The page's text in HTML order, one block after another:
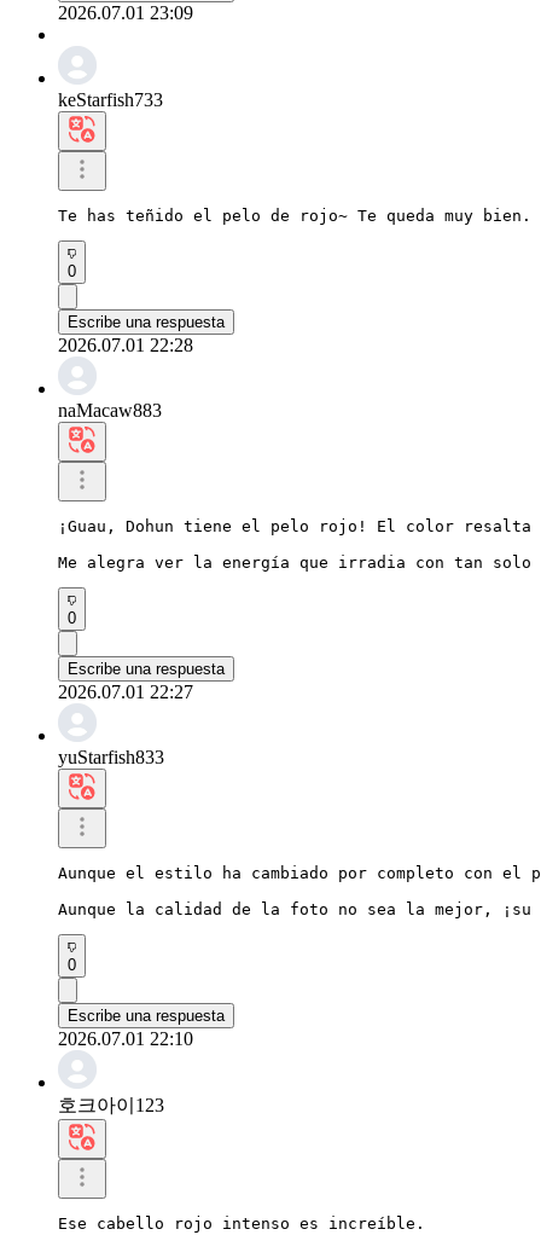
2026.07.01 23:09
keStarfish733
Te has teñido el pelo de rojo~ Te queda muy bien.
0
Escribe una respuesta
2026.07.01 22:28
naMacaw883
¡Guau, Dohun tiene el pelo rojo! El color resalta
Me alegra ver la energía que irradia con tan
0
Escribe una respuesta
2026.07.01 22:27
yuStarfish833
Aunque el estilo ha cambiado por completo con
Aunque la calidad de la foto no sea la mejor,
0
Escribe una respuesta
2026.07.01 22:10
호크아이123
Ese cabello rojo intenso es increíble.